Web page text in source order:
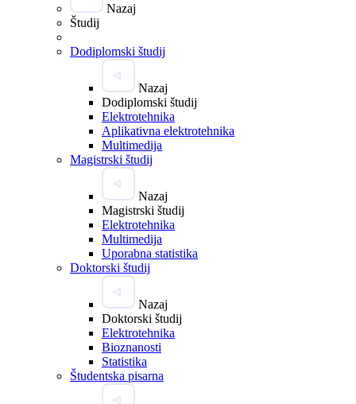
Nazaj
Študij
Dodiplomski študij
Nazaj
Dodiplomski študij
Elektrotehnika
Aplikativna elektrotehnika
Multimedija
Magistrski študij
Nazaj
Magistrski študij
Elektrotehnika
Multimedija
Uporabna statistika
Doktorski študij
Nazaj
Doktorski študij
Elektrotehnika
Bioznanosti
Statistika
Študentska pisarna